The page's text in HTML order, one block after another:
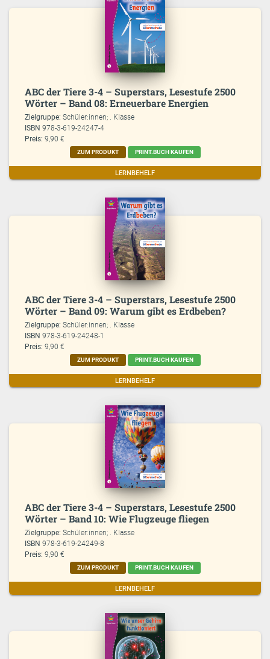
ABC der Tiere 3-4 – Superstars, Lesestufe 2500
Wörter – Band 08: Erneuerbare Energien
Zielgruppe:Schüler:innen; . Klasse
ISBN978-3-619-24247-4
Preis: 9,90 €
ZUM PRODUKT PRINT.BUCH KAUFEN
LERNBEHELF
ABC der Tiere 3-4 – Superstars, Lesestufe 2500
Wörter – Band 09: Warum gibt es Erdbeben?
Zielgruppe:Schüler:innen; . Klasse
ISBN978-3-619-24248-1
Preis: 9,90 €
ZUM PRODUKT PRINT.BUCH KAUFEN
LERNBEHELF
ABC der Tiere 3-4 – Superstars, Lesestufe 2500
Wörter – Band 10: Wie Flugzeuge fliegen
Zielgruppe:Schüler:innen; . Klasse
ISBN978-3-619-24249-8
Preis: 9,90 €
ZUM PRODUKT PRINT.BUCH KAUFEN
LERNBEHELF